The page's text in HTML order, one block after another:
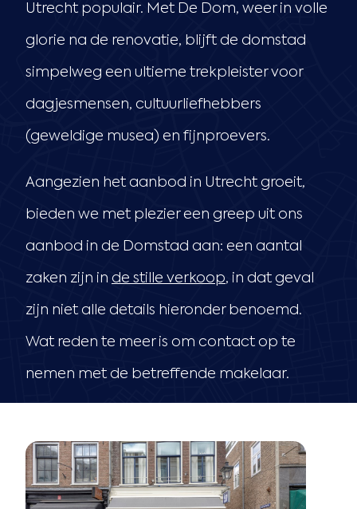
Utrecht populair. Met De Dom, weer in volle
glorie na de renovatie, blijft de domstad
simpelweg een ultieme trekpleister voor
dagjesmensen, cultuurliefhebbers
(geweldige musea) en fijnproevers.
Aangezien het aanbod in Utrecht groeit,
bieden we met plezier een greep uit ons
aanbod in de Domstad aan: een aantal
zaken zijn in de stille verkoop, in dat geval
zijn niet alle details hieronder benoemd.
Wat reden te meer is om contact op te
nemen met de betreffende makelaar.